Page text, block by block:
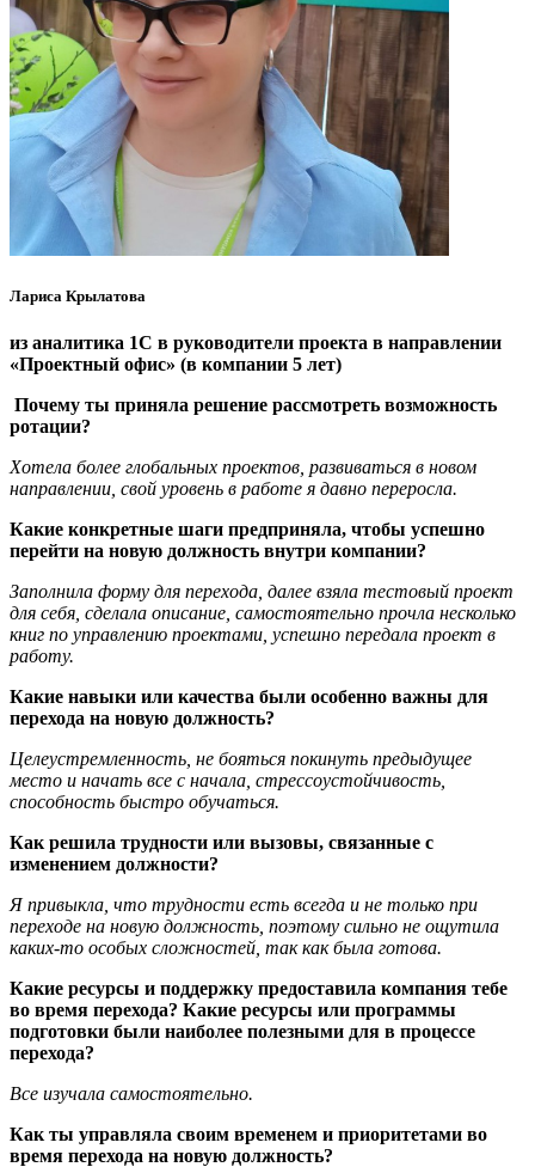
Лариса Крылатова
из аналитика 1С в руководители проекта в направлении
«Проектный офис» (в компании 5 лет)
Почему ты приняла решение рассмотреть возможность
ротации?
Хотела более глобальных проектов, развиваться в новом
направлении, свой уровень в работе я давно переросла.
Какие конкретные шаги предприняла, чтобы успешно
перейти на новую должность внутри компании?
Заполнила форму для перехода, далее взяла тестовый проект
для себя, сделала описание, самостоятельно прочла несколько
книг по управлению проектами, успешно передала проект в
работу.
Какие навыки или качества были особенно важны для
перехода на новую должность?
Целеустремленность, не бояться покинуть предыдущее
место и начать все с начала, стрессоустойчивость,
способность быстро обучаться.
Как решила трудности или вызовы, связанные с
изменением должности?
Я привыкла, что трудности есть всегда и не только при
переходе на новую должность, поэтому сильно не ощутила
каких-то особых сложностей, так как была готова.
Какие ресурсы и поддержку предоставила компания тебе
во время перехода? Какие ресурсы или программы
подготовки были наиболее полезными для в процессе
перехода?
Все изучала самостоятельно.
Как ты управляла своим временем и приоритетами во
время перехода на новую должность?